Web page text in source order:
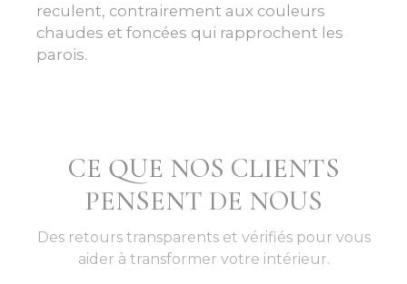
reculent, contrairement aux couleurs
chaudes et foncées qui rapprochent les
parois.
CE QUE NOS CLIENTS
PENSENT DE NOUS
Des retours transparents et vérifiés pour vous
aider à transformer votre intérieur.